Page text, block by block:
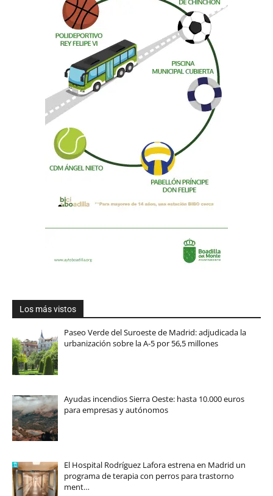
Los más vistos
Paseo Verde del Suroeste de Madrid: adjudicada la
urbanización sobre la A-5 por 56,5 millones
Ayudas incendios Sierra Oeste: hasta 10.000 euros
para empresas y autónomos
El Hospital Rodríguez Lafora estrena en Madrid un
programa de terapia con perros para trastorno
ment…